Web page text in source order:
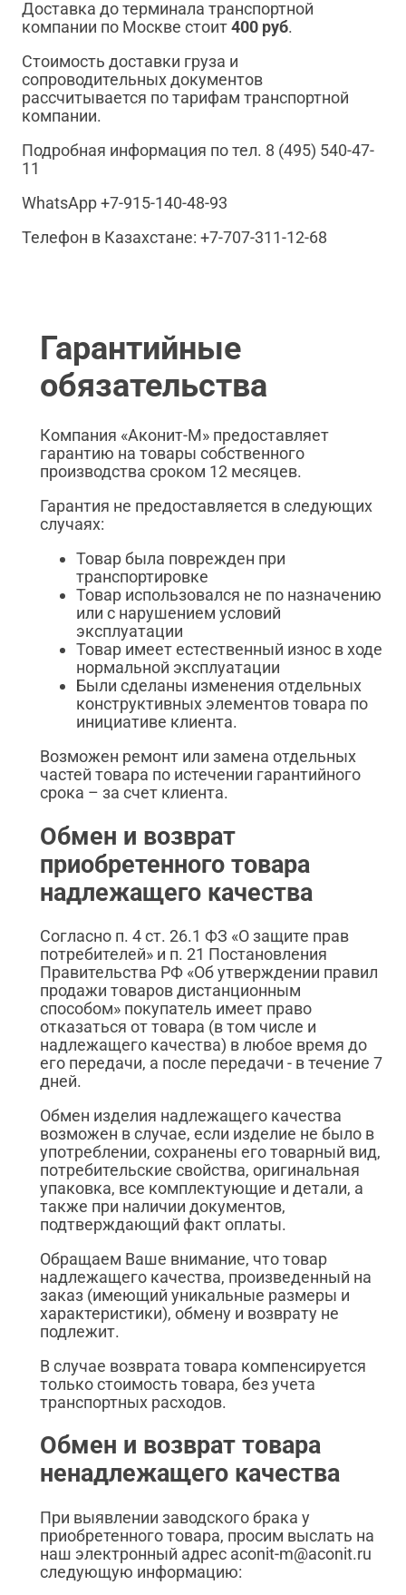
Доставка до терминала транспортной
компании по Москве стоит400 руб.
Стоимость доставки груза и
сопроводительных документов
рассчитывается по тарифам транспортной
компании.
Подробная информация по тел. 8 (495) 540-47-
11
WhatsApp +7-915-140-48-93
Телефон в Казахстане: +7-707-311-12-68
Гарантийные
обязательства
Компания «Аконит-М» предоставляет
гарантию на товары собственного
производства сроком 12 месяцев.
Гарантия не предоставляется в следующих
случаях:
Товар была поврежден при
транспортировке
Товар использовался не по назначению
или с нарушением условий
эксплуатации
Товар имеет естественный износ в ходе
нормальной эксплуатации
Были сделаны изменения отдельных
конструктивных элементов товара по
инициативе клиента.
Возможен ремонт или замена отдельных
частей товара по истечении гарантийного
срока – за счет клиента.
Обмен и возврат
приобретенного товара
надлежащего качества
Согласно п. 4 ст. 26.1 ФЗ «О защите прав
потребителей» и п. 21 Постановления
Правительства РФ «Об утверждении правил
продажи товаров дистанционным
способом» покупатель имеет право
отказаться от товара (в том числе и
надлежащего качества) в любое время до
его передачи, а после передачи - в течение 7
дней.
Обмен изделия надлежащего качества
возможен в случае, если изделие не было в
употреблении, сохранены его товарный вид,
потребительские свойства, оригинальная
упаковка, все комплектующие и детали, а
также при наличии документов,
подтверждающий факт оплаты.
Обращаем Ваше внимание, что товар
надлежащего качества, произведенный на
заказ (имеющий уникальные размеры и
характеристики), обмену и возврату не
подлежит.
В случае возврата товара компенсируется
только стоимость товара, без учета
транспортных расходов.
Обмен и возврат товара
ненадлежащего качества
При выявлении заводского брака у
приобретенного товара, просим выслать на
наш электронный адрес aconit-m@aconit.ru
следующую информацию: